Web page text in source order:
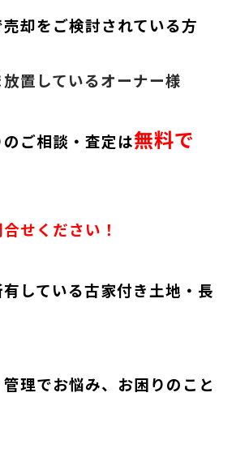
却をご検討されている方
置しているオーナー様
ご相談・査定は無料で
せください！
している古家付き土地・長
理でお悩み、お困りのこと